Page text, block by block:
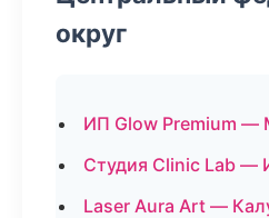
округ
ИП Glow Premium —
Студия Clinic Lab —
Laser Aura Art —